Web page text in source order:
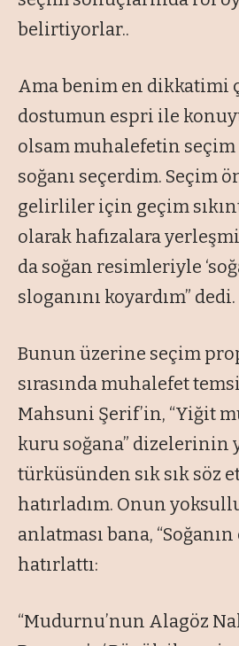
belirtiyorlar..
Ama benim en dikkatimi
dostumun espri ile
olsam muhalefetin seçim
soğanı seçerdim. Seçim
gelirliler için geçim
olarak hafızalara
da soğan resimleriyle
sloganını koyardım” dedi.
Bunun üzerine seçim
sırasında muhalefet
Mahsuni Şerif’in, “Yiğit
kuru soğana” dizelerinin
türküsünden sık sık söz
hatırladım. Onun
anlatması bana,
hatırlattı:
“Mudurnu’nun Alagöz